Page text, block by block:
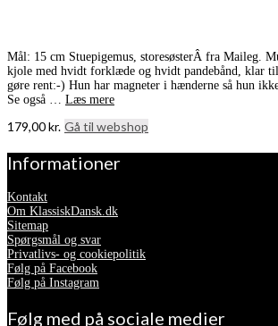
Mål: 15 cm Stuepigemus, storesøsterÂ fra Maileg.
kjole med hvidt forklæde og hvidt pandebånd, klar til
gøre rent:-) Hun har magneter i hænderne så hun
Se også … Læs mere
179,00kr. Gå til webshop
Informationer
Kontakt
Om KlassiskDansk.dk
Sitemap
Spørgsmål og svar
Privatlivs- og cookiepolitik
Følg på Facebook
Følg på Instagram
Følg med på sociale medier